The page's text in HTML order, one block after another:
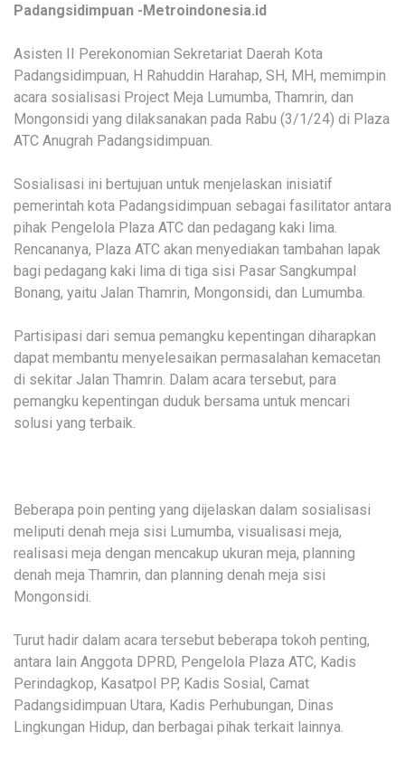
Padangsidimpuan -Metroindonesia.id
Asisten II Perekonomian Sekretariat Daerah Kota
Padangsidimpuan, H Rahuddin Harahap, SH, MH, memimpin
acara sosialisasi Project Meja Lumumba, Thamrin, dan
Mongonsidi yang dilaksanakan pada Rabu (3/1/24) di Plaza
ATC Anugrah Padangsidimpuan.
Sosialisasi ini bertujuan untuk menjelaskan inisiatif
pemerintah kota Padangsidimpuan sebagai fasilitator antara
pihak Pengelola Plaza ATC dan pedagang kaki lima.
Rencananya, Plaza ATC akan menyediakan tambahan lapak
bagi pedagang kaki lima di tiga sisi Pasar Sangkumpal
Bonang, yaitu Jalan Thamrin, Mongonsidi, dan Lumumba.
Partisipasi dari semua pemangku kepentingan diharapkan
dapat membantu menyelesaikan permasalahan kemacetan
di sekitar Jalan Thamrin. Dalam acara tersebut, para
pemangku kepentingan duduk bersama untuk mencari
solusi yang terbaik.
Beberapa poin penting yang dijelaskan dalam sosialisasi
meliputi denah meja sisi Lumumba, visualisasi meja,
realisasi meja dengan mencakup ukuran meja, planning
denah meja Thamrin, dan planning denah meja sisi
Mongonsidi.
Turut hadir dalam acara tersebut beberapa tokoh penting,
antara lain Anggota DPRD, Pengelola Plaza ATC, Kadis
Perindagkop, Kasatpol PP, Kadis Sosial, Camat
Padangsidimpuan Utara, Kadis Perhubungan, Dinas
Lingkungan Hidup, dan berbagai pihak terkait lainnya.